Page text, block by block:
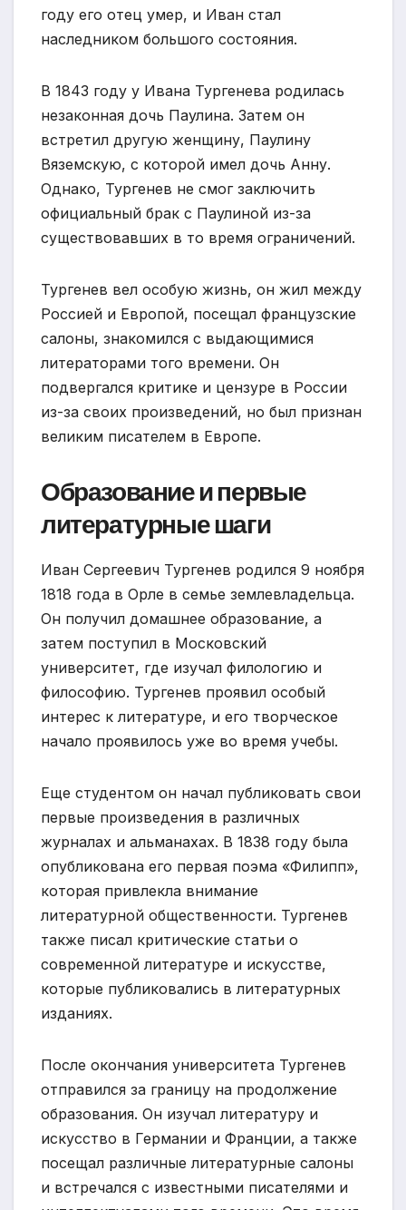
году его отец умер, и Иван стал
наследником большого состояния.
В 1843 году у Ивана Тургенева родилась
незаконная дочь Паулина. Затем он
встретил другую женщину, Паулину
Вяземскую, с которой имел дочь Анну.
Однако, Тургенев не смог заключить
официальный брак с Паулиной из-за
существовавших в то время ограничений.
Тургенев вел особую жизнь, он жил между
Россией и Европой, посещал французские
салоны, знакомился с выдающимися
литераторами того времени. Он
подвергался критике и цензуре в России
из-за своих произведений, но был признан
великим писателем в Европе.
Образование и первые
литературные шаги
Иван Сергеевич Тургенев родился 9 ноября
1818 года в Орле в семье землевладельца.
Он получил домашнее образование, а
затем поступил в Московский
университет, где изучал филологию и
философию. Тургенев проявил особый
интерес к литературе, и его творческое
начало проявилось уже во время учебы.
Еще студентом он начал публиковать свои
первые произведения в различных
журналах и альманахах. В 1838 году была
опубликована его первая поэма «Филипп»,
которая привлекла внимание
литературной общественности. Тургенев
также писал критические статьи о
современной литературе и искусстве,
которые публиковались в литературных
изданиях.
После окончания университета Тургенев
отправился за границу на продолжение
образования. Он изучал литературу и
искусство в Германии и Франции, а также
посещал различные литературные салоны
и встречался с известными писателями и